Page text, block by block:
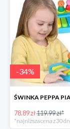
-34%
78.89 zł119.99 zł*